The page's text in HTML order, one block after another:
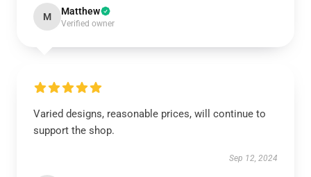
M Matthew
Verified owner
Varied designs, reasonable prices, will continue to
support the shop.
Sep 12, 2024